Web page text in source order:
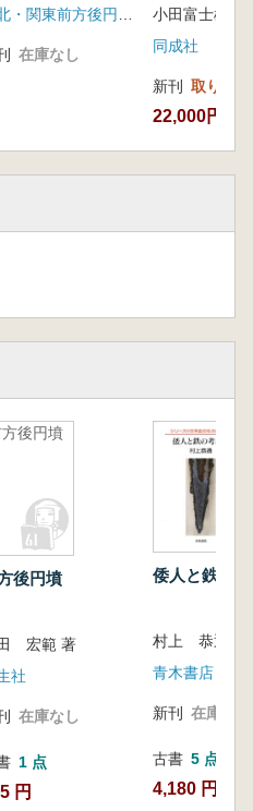
に― (岩原 剛)
式石室の特徴 (大谷
・駿河の横穴式石室
式石室の伝播 ―駿
修)
穴式石室 ―合掌形
式石室の導入と展開
て― (入江文敏)
と高志国 (小黒智久)
式石室の受容と展開
築技術 (青木 弘)
室 ―導入とその系
秀)
と展開 ―福島県長
石室伝播 (草野潤平)
式石室の分布と系譜
橋 宏)
東北・関東前方後円墳研究会
在庫なし
小田富士雄
同成社
新刊 取り寄せ
22,000円
後円墳
後円墳
田 宏範 著
社
在庫なし
1 点
円
倭人と鉄の
村上 恭通 著
青木書店
新刊 在庫なし
古書 5 点
4,180 円~